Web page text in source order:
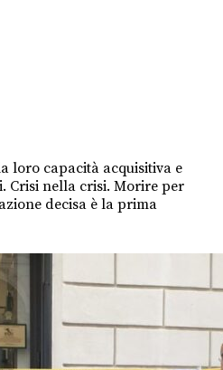
loro capacità acquisitiva e
Crisi nella crisi. Morire per
decisa è la prima